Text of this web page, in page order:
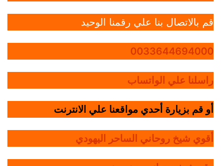
قم بالاتصال بنا علي رقمنا الوحيد
0033644694000
راسلنا علي الواتساب
أو قم بزيارة أحدي مواقعنا علي الانترنت
أقوي شيخ روحاني الساحر اليهودي